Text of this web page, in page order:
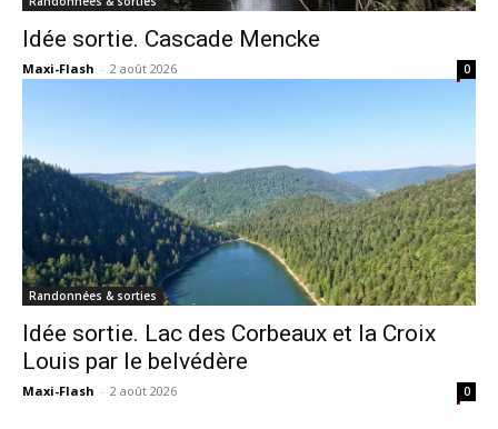
Idée sortie. Cascade Mencke
Maxi-Flash - 2 août 2026 0
Randonnées & sorties
Idée sortie. Lac des Corbeaux et la Croix
Louis par le belvédère
Maxi-Flash - 2 août 2026 0